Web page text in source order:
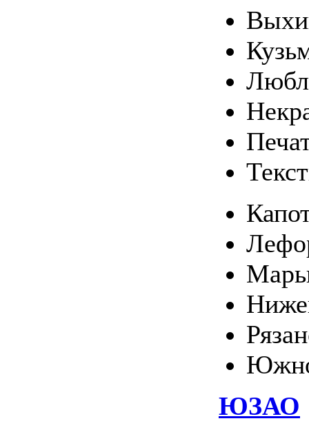
ЮЗАО